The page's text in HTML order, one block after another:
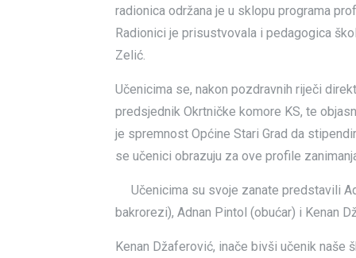
radionica održana je u sklopu programa
Radionici je prisustvovala i pedagogica
Zelić.
Učenicima se, nakon pozdravnih riječi
predsjednik Okrtničke komore KS, te
je spremnost Općine Stari Grad da
se učenici obrazuju za ove profile
Učenicima su svoje zanate predstavili
bakrorezi), Adnan Pintol (obućar) i Kenan
Kenan Džaferović, inače bivši učenik